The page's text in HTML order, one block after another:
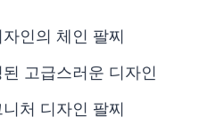
인의 체인 팔찌
고급스러운 디자인
처 디자인 팔찌